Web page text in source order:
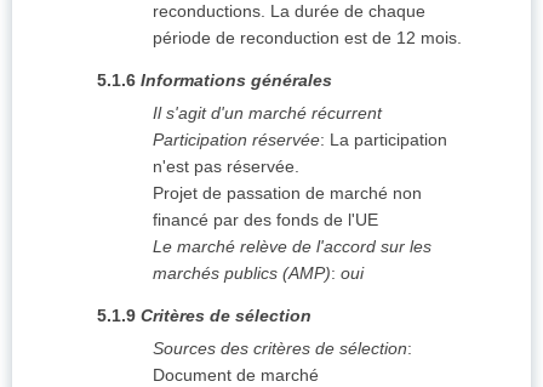
reconductions. La durée de chaque
période de reconduction est de 12 mois.
5.1.6 Informations générales
Il s'agit d'un marché récurrent
Participation réservée: La participation
n'est pas réservée.
Projet de passation de marché non
financé par des fonds de l'UE
Le marché relève de l'accord sur les
marchés publics (AMP): oui
5.1.9 Critères de sélection
Sources des critères de sélection:
Document de marché